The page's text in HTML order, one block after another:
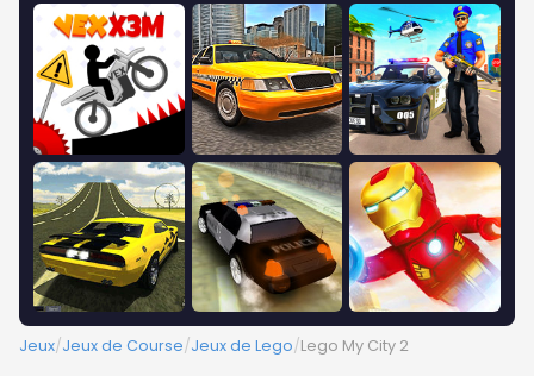
Jeux/Jeux de Course/Jeux de Lego/Lego My City 2